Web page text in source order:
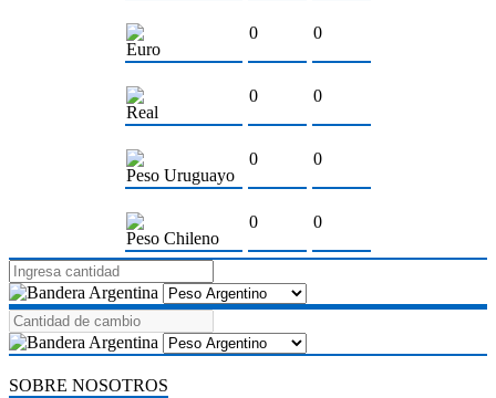
Euro
0 0
Real
0 0
Peso Uruguayo
0 0
Peso Chileno
0 0
SOBRE NOSOTROS